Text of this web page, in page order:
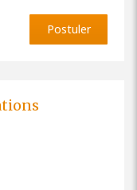
Postuler